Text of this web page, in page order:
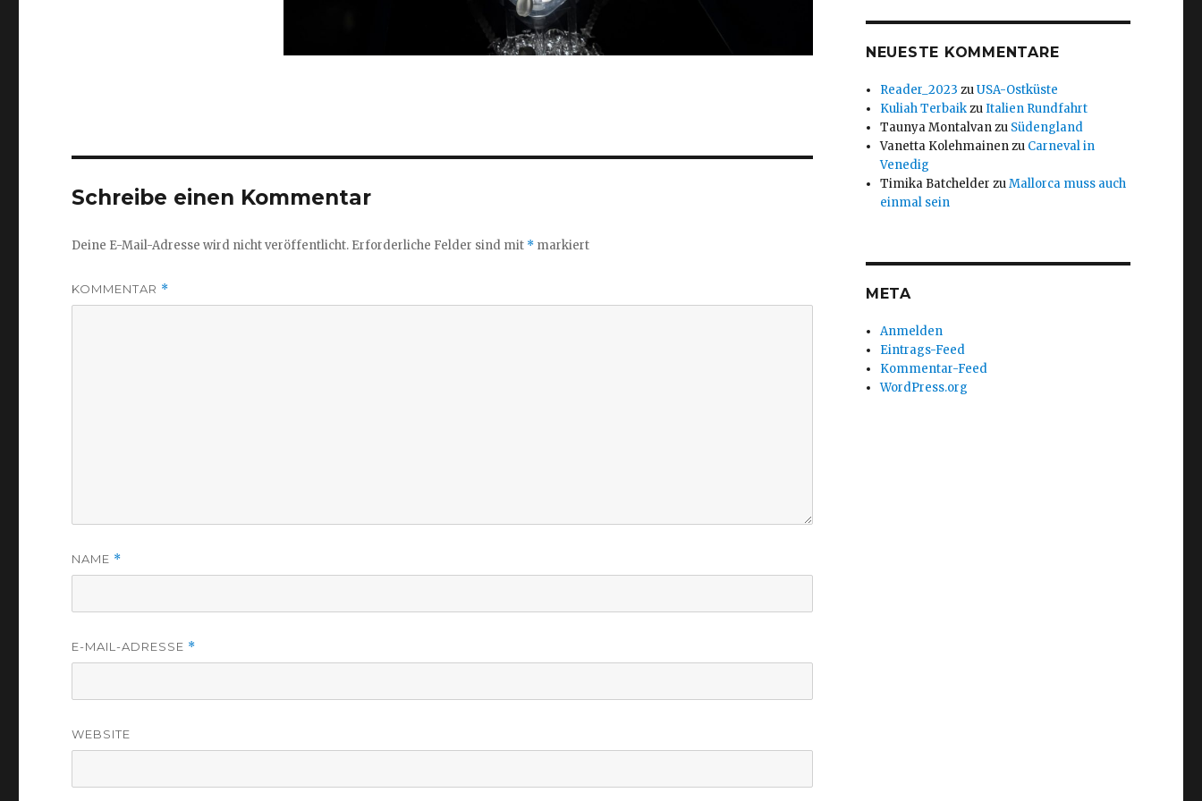
Schreibe einen Kommentar
Deine E-Mail-Adresse wird nicht veröffentlicht. Erforderliche Felder sind mit * markiert
KOMMENTAR *
NAME *
E-MAIL-ADRESSE *
WEBSITE
NEUESTE KOMMENTARE
Reader_2023 zuUSA-Ostküste
Kuliah TerbaikzuItalien Rundfahrt
Taunya Montalvanzu Südengland
Vanetta Kolehmainenzu Carneval in
Venedig
Timika Batchelder zuMallorca muss auch
einmal sein
META
Anmelden
Eintrags-Feed
Kommentar-Feed
WordPress.org